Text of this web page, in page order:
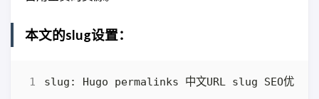
本文的slug设置：